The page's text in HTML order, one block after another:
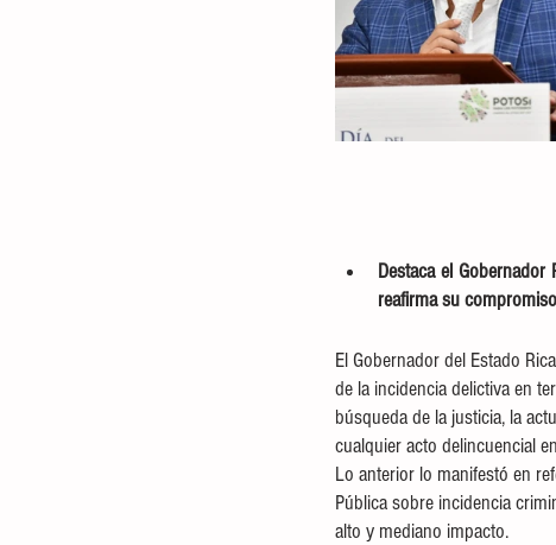
Destaca el
reafirma su
El Gobernador del Estado
de la incidencia delictiva en
búsqueda de la justicia, la
cualquier acto delincuencial
Lo anterior lo manifestó en
Pública sobre incidencia
alto y mediano impacto.